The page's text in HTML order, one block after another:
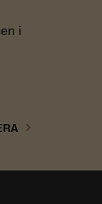
i
chevron_right